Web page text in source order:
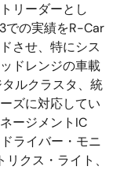
リーダーとし
での実績をR-Car
させ、特にシス
ドレンジの車載
ルクラスタ、統
ズに対応してい
ージメントIC
ライバー・モニ
クス・ライト、